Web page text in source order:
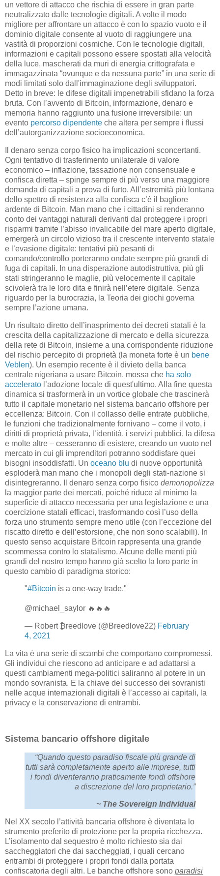
un vettore di attacco che rischia di essere in gran parte
neutralizzato dalle tecnologie digitali. A volte il modo
migliore per affrontare un attacco è con lo spazio vuoto e il
dominio digitale consente al vuoto di raggiungere una
vastità di proporzioni cosmiche. Con le tecnologie digitali,
informazioni e capitali possono essere spostati alla velocità
della luce, mascherati da muri di energia crittografata e
immagazzinata “ovunque e da nessuna parte” in una serie di
modi limitati solo dall'immaginazione degli sviluppatori.
Detto in breve: le difese digitali impenetrabili sfidano la forza
bruta. Con l’avvento di Bitcoin, informazione, denaro e
memoria hanno raggiunto una fusione irreversibile: un
evento percorso dipendente che altera per sempre i flussi
dell’autorganizzazione socioeconomica.
Il denaro senza corpo fisico ha implicazioni sconcertanti.
Ogni tentativo di trasferimento unilaterale di valore
economico – inflazione, tassazione non consensuale e
confisca diretta – spinge sempre di più verso una maggiore
domanda di capitali a prova di furto. All’estremità più lontana
dello spettro di resistenza alla confisca c’è il bagliore
ardente di Bitcoin. Man mano che i cittadini si renderanno
conto dei vantaggi naturali derivanti dal proteggere i propri
risparmi tramite l’abisso invalicabile del mare aperto digitale,
emergerà un circolo vizioso tra il crescente intervento statale
e l’evasione digitale: tentativi più pesanti di
comando/controllo porteranno ondate sempre più grandi di
fuga di capitali. In una disperazione autodistruttiva, più gli
stati stringeranno le maglie, più velocemente il capitale
scivolerà tra le loro dita e finirà nell’etere digitale. Senza
riguardo per la burocrazia, la Teoria dei giochi governa
sempre l’azione umana.
Un risultato diretto dell’inasprimento dei decreti statali è la
crescita della capitalizzazione di mercato e della sicurezza
della rete di Bitcoin, insieme a una corrispondente riduzione
del rischio percepito di proprietà (la moneta forte è un bene
Veblen). Un esempio recente è il divieto della banca
centrale nigeriana a usare Bitcoin, mossa che ha solo
accelerato l’adozione locale di quest'ultimo. Alla fine questa
dinamica si trasformerà in un vortice globale che trascinerà
tutto il capitale monetario nel sistema bancario offshore per
eccellenza: Bitcoin. Con il collasso delle entrate pubbliche,
le funzioni che tradizionalmente fornivano – come il voto, i
diritti di proprietà privata, l’identità, i servizi pubblici, la difesa
e molte altre – cesseranno di esistere, creando un vuoto nel
mercato in cui gli imprenditori potranno soddisfare quei
bisogni insoddisfatti. Un oceano blu di nuove opportunità
esploderà man mano che i monopoli degli stati-nazione si
disintegreranno. Il denaro senza corpo fisico demonopolizza
la maggior parte dei mercati, poiché riduce al minimo la
superficie di attacco necessaria per una legislazione e una
coercizione statali efficaci, trasformando così l’uso della
forza uno strumento sempre meno utile (con l’eccezione del
riscatto diretto e dell’estorsione, che non sono scalabili). In
questo senso acquistare Bitcoin rappresenta una grande
scommessa contro lo statalismo. Alcune delle menti più
grandi del nostro tempo hanno già scelto la loro parte in
questo cambio di paradigma storico:
"#Bitcoin is a one-way trade."
@michael_saylor 🔥🔥🔥
— Robert ₿reedlove (@Breedlove22) February
4, 2021
La vita è una serie di scambi che comportano compromessi.
Gli individui che riescono ad anticipare e ad adattarsi a
questi cambiamenti mega-politici saliranno al potere in un
mondo sovranista. E la chiave del successo dei sovranisti
nelle acque internazionali digitali è l’accesso ai capitali, la
privacy e la conservazione di entrambi.
Sistema bancario offshore digitale
“Quando questo paradiso fiscale più grande di
tutti sarà completamente aperto alle imprese, tutti
i fondi diventeranno praticamente fondi offshore
a discrezione del loro proprietario.”
~ The Sovereign Individual
Nel XX secolo l’attività bancaria offshore è diventata lo
strumento preferito di protezione per la propria ricchezza.
L’isolamento dal sequestro è molto richiesto sia dai
saccheggiatori che dai saccheggiati, i quali cercano
entrambi di proteggere i propri fondi dalla portata
confiscatoria degli altri. Le banche offshore sono paradisi